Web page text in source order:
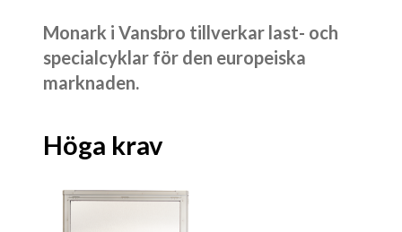
Monark i Vansbro tillverkar last- och
specialcyklar för den europeiska
marknaden.
Höga krav